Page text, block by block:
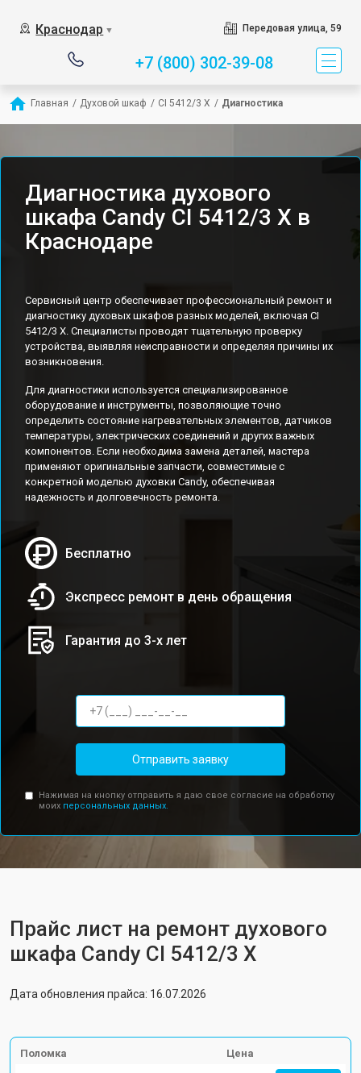
Краснодар ▼ Передовая улица, 59
+7 (800) 302-39-08
Главная / Духовой шкаф / CI 5412/3 X / Диагностика
Диагностика духового
шкафа Candy CI 5412/3 X в
Краснодаре
Сервисный центр обеспечивает профессиональный ремонт и
диагностику духовых шкафов разных моделей, включая CI
5412/3 X. Специалисты проводят тщательную проверку
устройства, выявляя неисправности и определяя причины их
возникновения.
Для диагностики используется специализированное
оборудование и инструменты, позволяющие точно
определить состояние нагревательных элементов, датчиков
температуры, электрических соединений и других важных
компонентов. Если необходима замена деталей, мастера
применяют оригинальные запчасти, совместимые с
конкретной моделью духовки Candy, обеспечивая
надежность и долговечность ремонта.
Бесплатно
Экспресс ремонт в день обращения
Гарантия до 3-х лет
Отправить заявку
Нажимая на кнопку отправить я даю свое согласие на обработку
моих персональных данных.
Прайс лист на ремонт духового
шкафа Candy CI 5412/3 X
Дата обновления прайса: 16.07.2026
Поломка Цена